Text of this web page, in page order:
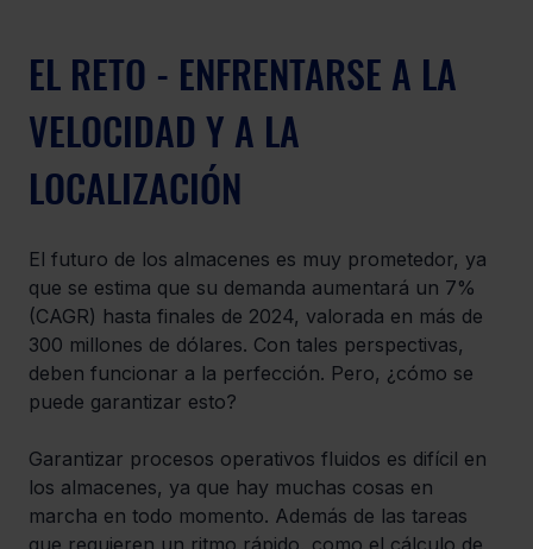
EL RETO - ENFRENTARSE A LA
VELOCIDAD Y A LA
LOCALIZACIÓN
El futuro de los almacenes es muy prometedor, ya
que se estima que su demanda aumentará un 7%
(CAGR) hasta finales de 2024, valorada en más de
300 millones de dólares. Con tales perspectivas,
deben funcionar a la perfección. Pero, ¿cómo se
puede garantizar esto?
Garantizar procesos operativos fluidos es difícil en
los almacenes, ya que hay muchas cosas en
marcha en todo momento. Además de las tareas
que requieren un ritmo rápido, como el cálculo de